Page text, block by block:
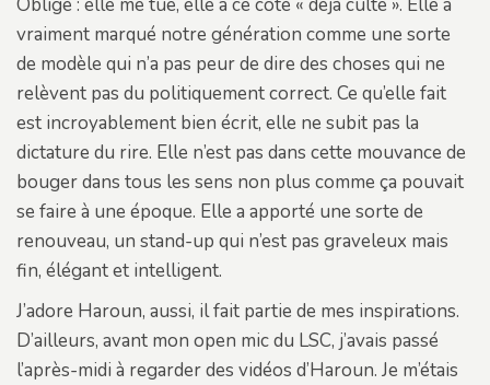
vraiment marqué notre génération comme une sorte
de modèle qui n’a pas peur de dire des choses qui ne
relèvent pas du politiquement correct. Ce qu’elle fait
est incroyablement bien écrit, elle ne subit pas la
dictature du rire. Elle n’est pas dans cette mouvance de
bouger dans tous les sens non plus comme ça pouvait
se faire à une époque. Elle a apporté une sorte de
renouveau, un stand-up qui n’est pas graveleux mais
fin, élégant et intelligent.
J’adore Haroun, aussi, il fait partie de mes inspirations.
D’ailleurs, avant mon open mic du LSC, j’avais passé
l’après-midi à regarder des vidéos d’Haroun. Je m’étais